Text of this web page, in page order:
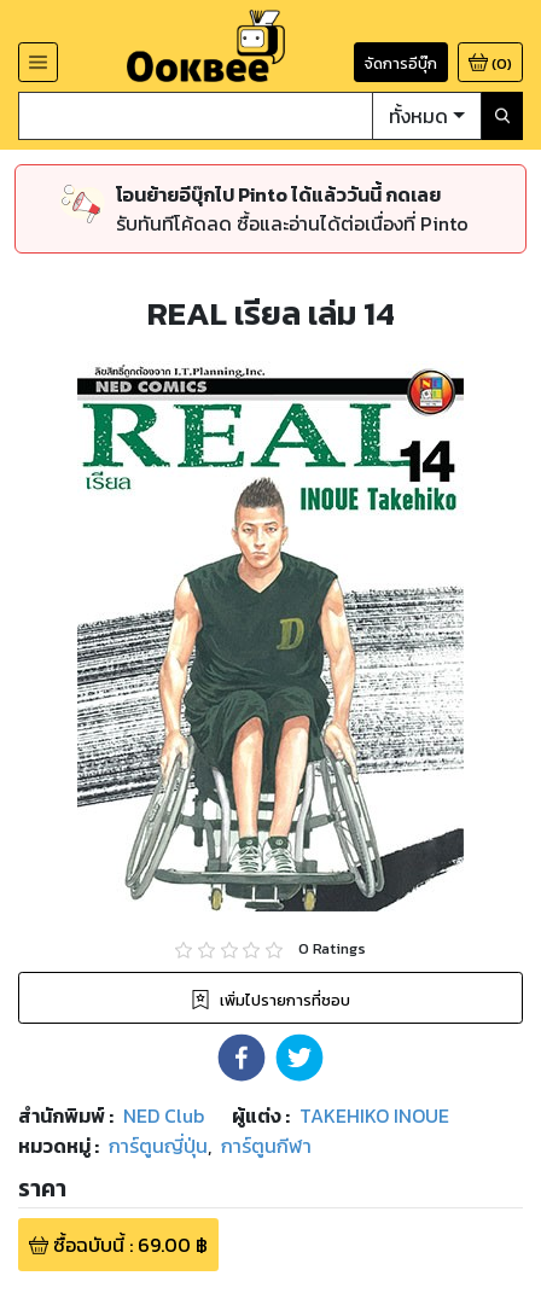
จัดการอีบุ๊ก (0)
ทั้งหมด
โอนย้ายอีบุ๊กไป Pinto ได้แล้ววันนี้ กดเลย
รับทันทีโค้ดลด ซื้อและอ่านได้ต่อเนื่องที่ Pinto
REAL เรียล เล่ม 14
0 Ratings
เพิ่มไปรายการที่ชอบ
สำนักพิมพ์: NED Club ผู้แต่ง : TAKEHIKO INOUE
หมวดหมู่: การ์ตูนญี่ปุ่น, การ์ตูนกีฬา
ราคา
ซื้อฉบับนี้: 69.00 ฿